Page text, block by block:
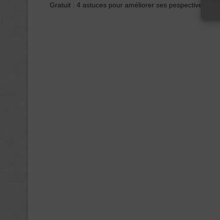
Gratuit : 4 astuces pour améliorer ses pespectives.